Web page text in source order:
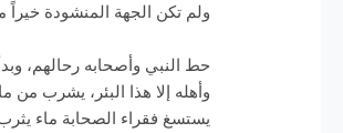
ولم تكن الجهة المنشودة خيراً
حط النبي وأصحابه رحالهم،
وأهله إلا هذا البئر، يشرب
يستسغ فقراء الصحابة ماء